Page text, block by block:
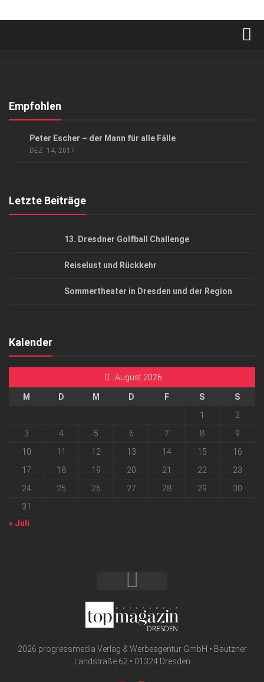
Kontakt, Impressum
Empfohlen
Peter Escher – der Mann für alle Fälle
DEZ. 14, 2017
Letzte Beiträge
13. Dresdner Golfball Challenge
Reiselust und Rückkehr
Sommertheater in Dresden und der Region
Kalender
August 2026
M D M D F S
S
1
2
3
4 5 6 7 8
9
10
11 12 13 14 15
16
17
18 19 20 21 22
23
24
25 26 27 28 29
30
31
« Juli
2026 progressmedia Verlag & Werbeagentur GmbH • Bautzner
Landstraße 62 • 01324 Dresden